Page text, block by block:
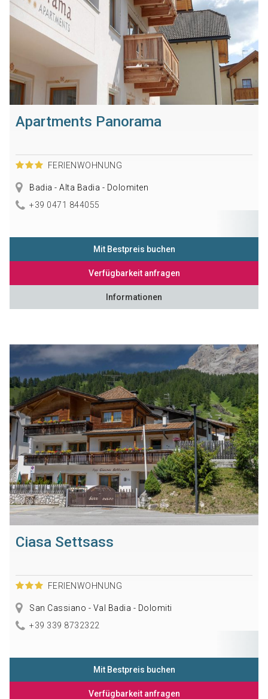
Apartments Panorama
FERIENWOHNUNG
Badia - Alta Badia - Dolomiten
+39 0471 844055
Mit Bestpreis buchen
Verfügbarkeit anfragen
Informationen
Ciasa Settsass
FERIENWOHNUNG
San Cassiano - Val Badia - Dolomiti
+39 339 8732322
Mit Bestpreis buchen
Verfügbarkeit anfragen